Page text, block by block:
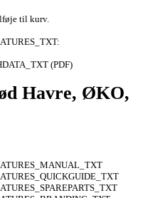
til kurv.
(PDF)
Havre, ØKO,